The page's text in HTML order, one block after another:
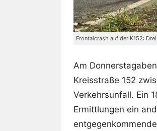
Frontalcrash auf der K152:
Am
Kreisstraße 152
Verkehrsunfall. Ein
Ermittlungen ein